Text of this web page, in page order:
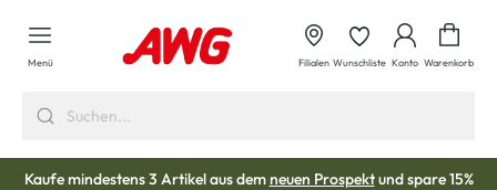
springen
Menü Filialen Wunschliste Konto Warenkorb
Kaufe mindestens 3 Artikel aus demneuen Prospektund spare 15%